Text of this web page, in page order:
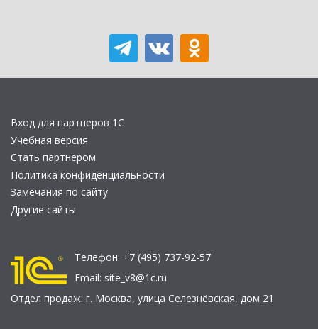
Вход для партнеров 1С
Учебная версия
Стать партнером
Политика конфиденциальности
Замечания по сайту
Другие сайты
Телефон: +7 (495) 737-92-57
Email: site_v8@1c.ru
Отдел продаж: г. Москва, улица Селезнёвская, дом 21